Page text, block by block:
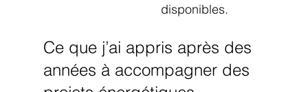
disponibles.
Ce que j’ai appris après des
années à accompagner des